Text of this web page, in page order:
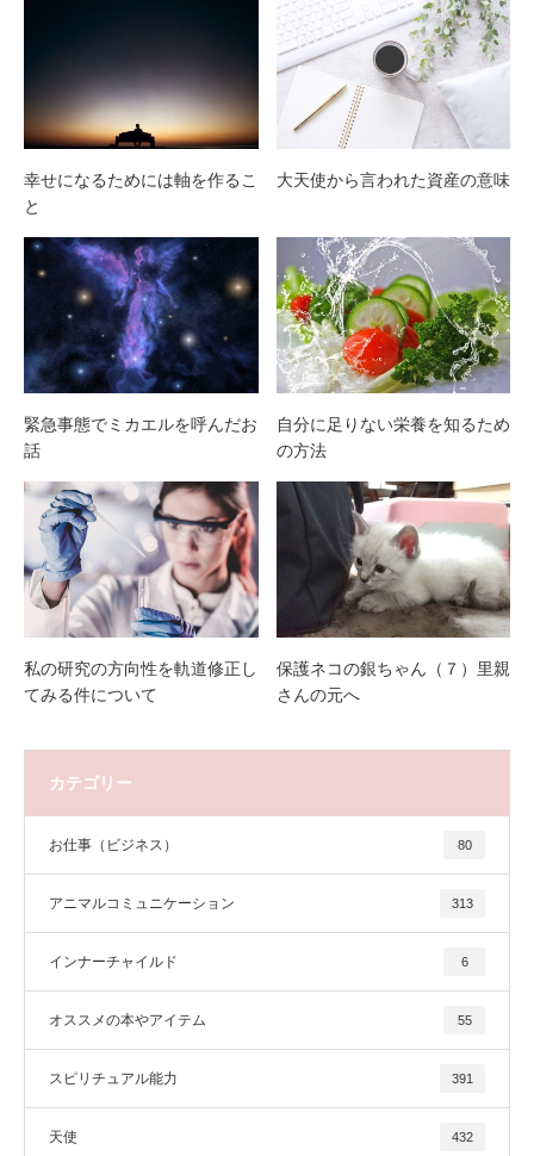
幸せになるためには軸を作るこ
と
大天使から言われた資産の意味
緊急事態でミカエルを呼んだお
話
自分に足りない栄養を知るため
の方法
私の研究の方向性を軌道修正し
てみる件について
保護ネコの銀ちゃん（７）里親
さんの元へ
カテゴリー
お仕事（ビジネス） 80
アニマルコミュニケーション 313
インナーチャイルド 6
オススメの本やアイテム 55
スピリチュアル能力 391
天使 432